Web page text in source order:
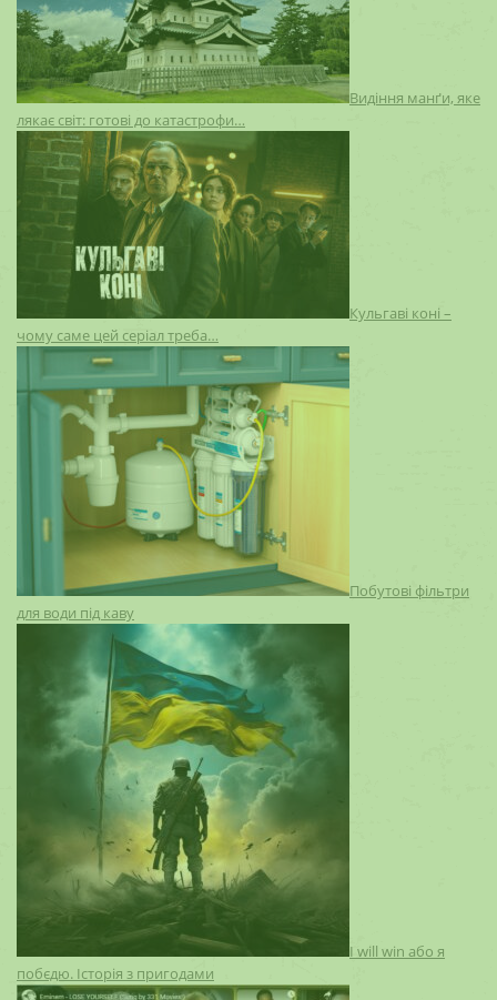
Видіння манґи, яке
лякає світ: готові до катастрофи…
Кульгаві коні –
чому саме цей серіал треба…
Побутові фільтри
для води під каву
I will win або я
побєдю. Історія з пригодами